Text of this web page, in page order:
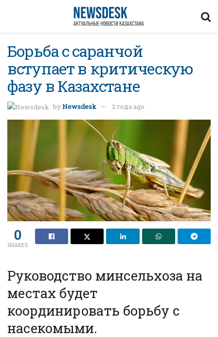
Борьба с саранчой
вступает в критическую
фазу в Казахстане
byNewsdesk 2 года ago
0
SHARES
Руководство минсельхоза на
местах будет
координировать борьбу с
насекомыми.